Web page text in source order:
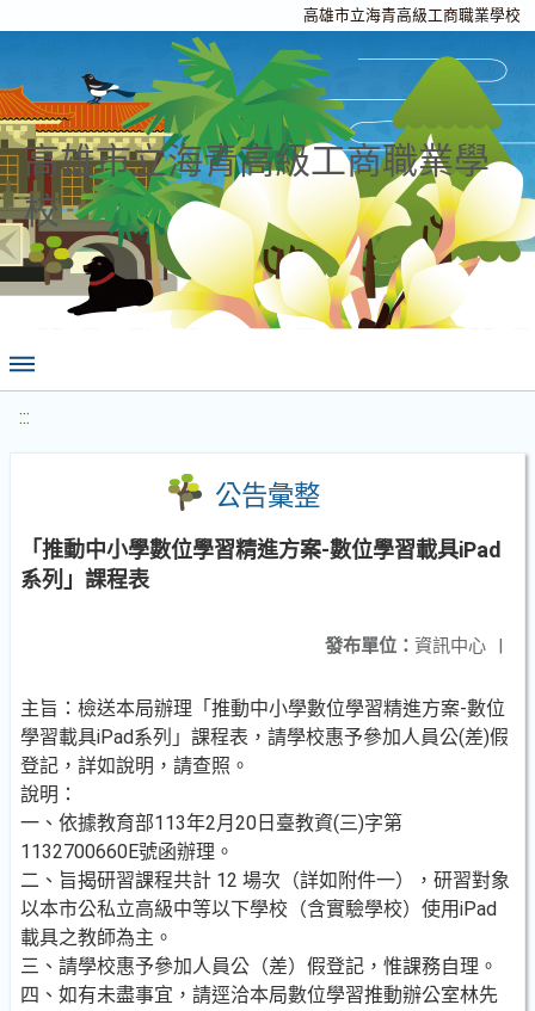
高雄市立海青高級工商職業學校
高雄市立海青高級工商職業學
校
:::
公告彙整
「推動中小學數位學習精進方案-數位學習載具iPad
系列」課程表
發布單位： 資訊中心 |
主旨：檢送本局辦理「推動中小學數位學習精進方案-數位
學習載具iPad系列」課程表，請學校惠予參加人員公(差)假
登記，詳如說明，請查照。
說明：
一、依據教育部113年2月20日臺教資(三)字第
1132700660E號函辦理。
二、旨揭研習課程共計 12 場次（詳如附件一），研習對象
以本市公私立高級中等以下學校（含實驗學校）使用iPad
載具之教師為主。
三、請學校惠予參加人員公（差）假登記，惟課務自理。
四、如有未盡事宜，請逕洽本局數位學習推動辦公室林先